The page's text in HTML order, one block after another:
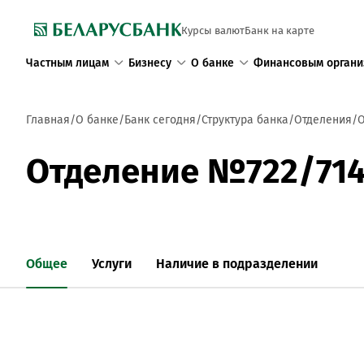
Курсы валютБанк на карте
Частным лицам Бизнесу О банке Финансовым
Главная О банке Банк сегодня Структура банка Отделения
Отделение №722/
Общее Услуги Наличие в подразделении